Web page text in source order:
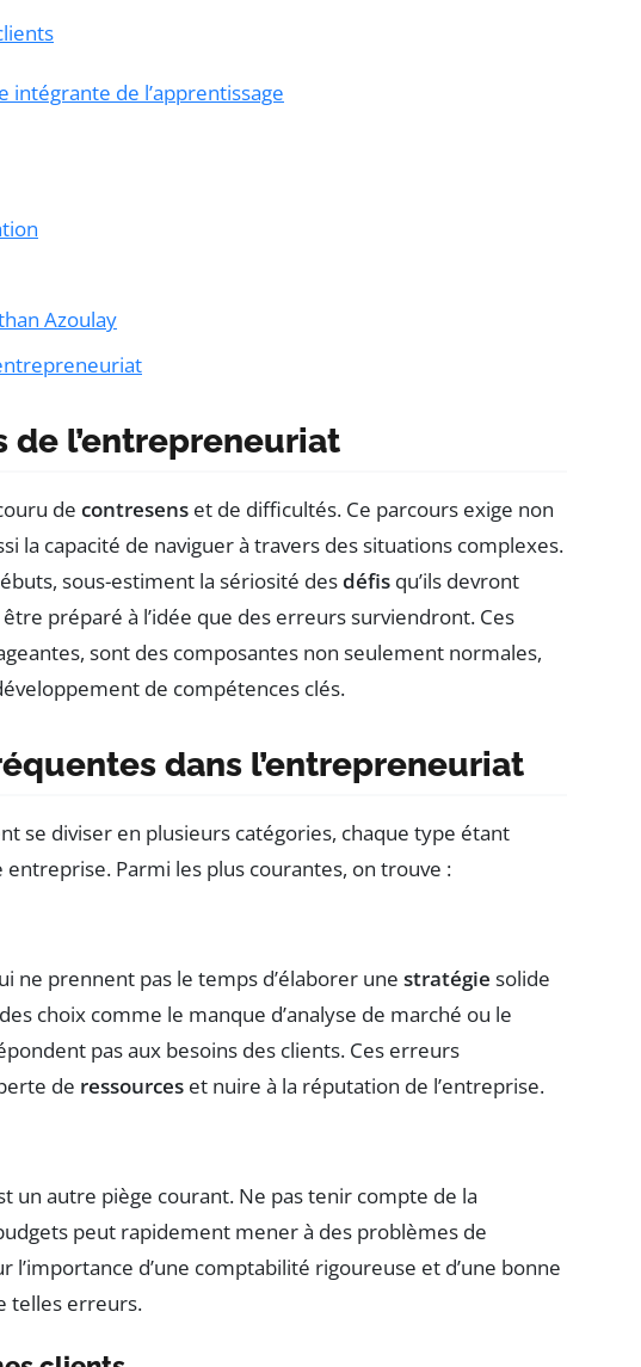
de l’apprentissage
Azoulay
de l’entrepreneuriat
de contresens et de difficultés. Ce parcours exige non
la capacité de naviguer à travers des situations complexes.
sous-estiment la sériosité desdéfis qu’ils devront
préparé à l’idée que des erreurs surviendront. Ces
sont des composantes non seulement normales,
de compétences clés.
dans l’entrepreneuriat
se diviser en plusieurs catégories, chaque type étant
entreprise. Parmi les plus courantes, on trouve :
ne prennent pas le temps d’élaborer une stratégie solide
choix comme le manque d’analyse de marché ou le
pas aux besoins des clients. Ces erreurs
de ressources et nuire à la réputation de l’entreprise.
un autre piège courant. Ne pas tenir compte de la
peut rapidement mener à des problèmes de
l’importance d’une comptabilité rigoureuse et d’une bonne
telles erreurs.